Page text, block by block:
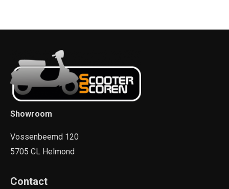
Showroom
Vossenbeemd 120
5705 CL Helmond
Contact